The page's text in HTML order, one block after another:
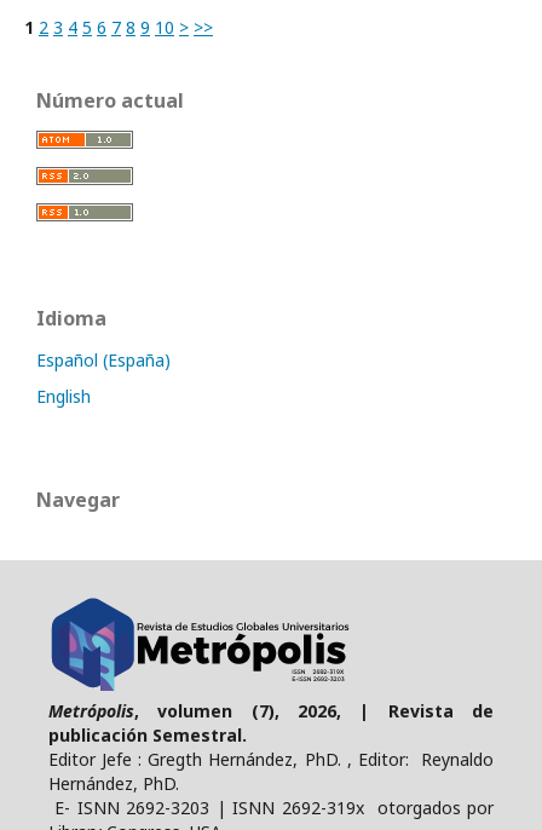
1 2 3 4 5 6 7 8 9 10 > >>
Número actual
Idioma
Español (España)
English
Navegar
Metrópolis, volumen (7), 2026, | Revista de
publicación Semestral.
Editor Jefe : Gregth Hernández, PhD. , Editor: Reynaldo
Hernández, PhD.
E- ISNN 2692-3203 | ISNN 2692-319x otorgados por